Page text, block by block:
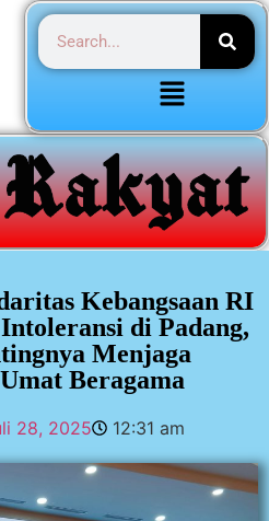
Kebangsaan RI
di Padang,
Menjaga
Beragama
28, 2025 12:31 am